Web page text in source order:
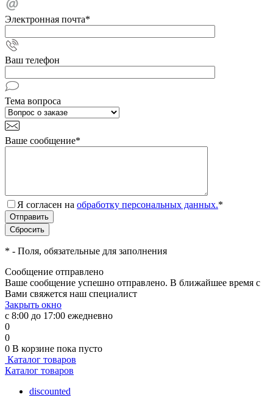
Электронная почта*
Ваш телефон
Тема вопроса
Ваше сообщение*
Я согласен на обработку персональных данных.*
* - Поля, обязательные для заполнения
Сообщение отправлено
Ваше сообщение успешно отправлено. В ближайшее время с
Вами свяжется наш специалист
Закрыть окно
с 8:00 до 17:00 ежедневно
0
0
0 В корзине пока пусто
Каталог товаров
Каталог товаров
discounted